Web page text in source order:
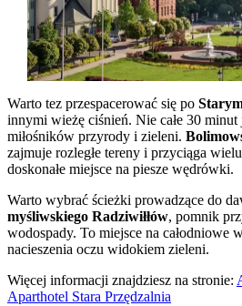
Warto tez przespacerować się po
innymi wieżę ciśnień. Nie całe 30
miłośników przyrody i zieleni.
zajmuje rozległe tereny i przyciąga
doskonałe miejsce na piesze wędrówki.
Warto wybrać ścieżki prowadzące do
myśliwskiego Radziwiłłów, pomnik
wodospady. To miejsce na całodniowe
nacieszenia oczu widokiem zieleni.
Więcej informacji znajdziesz na stronie:
Aparthotel Stara Przędzalnia